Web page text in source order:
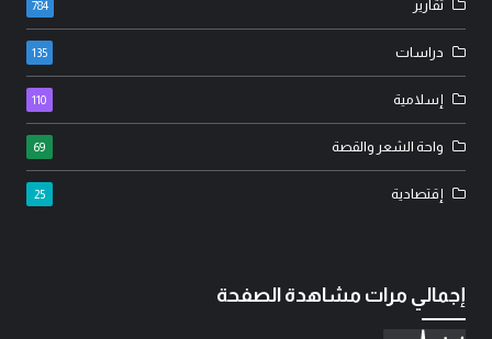
تقارير 784
دراسات 135
إسلامية 110
واحة الشعر والقصة 69
إقتصادية 25
إجمالي مرات مشاهدة الصفحة